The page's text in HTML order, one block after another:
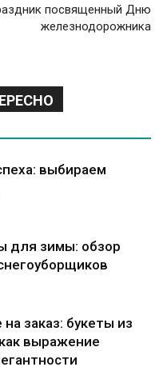
посвященный Дню
железнодорожника
выбираем
для зимы: обзор
заказ: букеты из
выражение